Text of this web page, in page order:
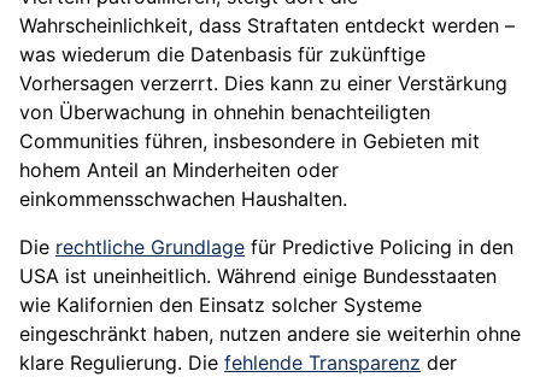
Wahrscheinlichkeit, dass Straftaten entdeckt werden –
was wiederum die Datenbasis für zukünftige
Vorhersagen verzerrt. Dies kann zu einer Verstärkung
von Überwachung in ohnehin benachteiligten
Communities führen, insbesondere in Gebieten mit
hohem Anteil an Minderheiten oder
einkommensschwachen Haushalten.
Die rechtliche Grundlage für Predictive Policing in den
USA ist uneinheitlich. Während einige Bundesstaaten
wie Kalifornien den Einsatz solcher Systeme
eingeschränkt haben, nutzen andere sie weiterhin ohne
klare Regulierung. Die fehlende Transparenz der